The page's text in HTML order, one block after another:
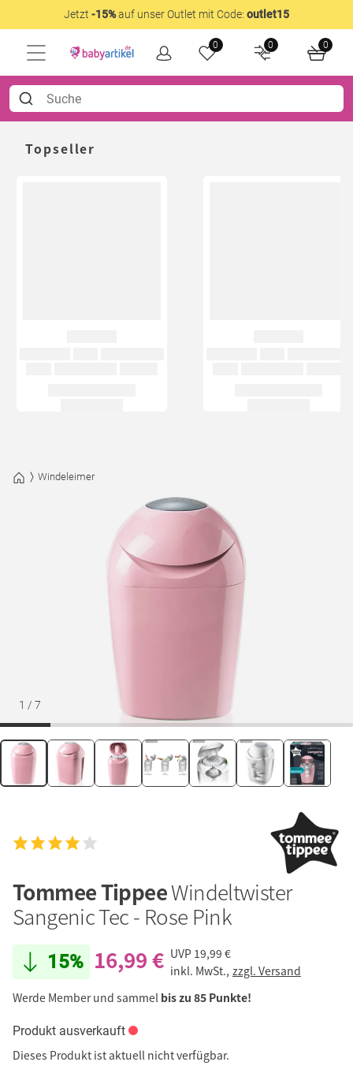
Jetzt -15%auf unser Outlet mit Code: outlet15
0 0 0
Topseller
Windeleimer
1 / 7
Tommee TippeeWindeltwister
Sangenic Tec - Rose Pink
15% 16,99 € UVP 19,99 €
inkl. MwSt., zzgl. Versand
Werde Member und sammel bis zu 85 Punkte!
Produkt ausverkauft
Dieses Produkt ist aktuell nicht verfügbar.